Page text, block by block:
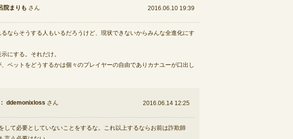
院まりも さん 2016.06.10 19:39
ならそうする人もいるだろうけど、現状できないからみんな全進化にす
にする。それだけ。
ペットをどうするかは個々のプレイヤーの自由でありカナユーが口出し
ddemonixloss さん 2016.06.14 12:25
して必要としていないことをするな。これ以上するならお前は詐欺師